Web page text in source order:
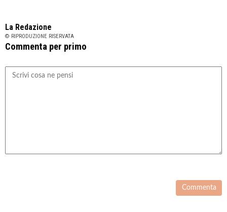
La Redazione
© RIPRODUZIONE RISERVATA
Commenta per primo